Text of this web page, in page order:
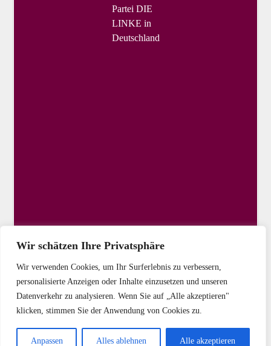
Wir schätzen Ihre Privatsphäre
Wir verwenden Cookies, um Ihr Surferlebnis zu verbessern,
personalisierte Anzeigen oder Inhalte einzusetzen und unseren
Datenverkehr zu analysieren. Wenn Sie auf „Alle akzeptieren"
klicken, stimmen Sie der Anwendung von Cookies zu.
Anpassen Alles ablehnen Alle akzeptieren
Partei DIE
LINKE in
Deutschland
Copyright © 2025 DIE LINKE Kassel-Stadt